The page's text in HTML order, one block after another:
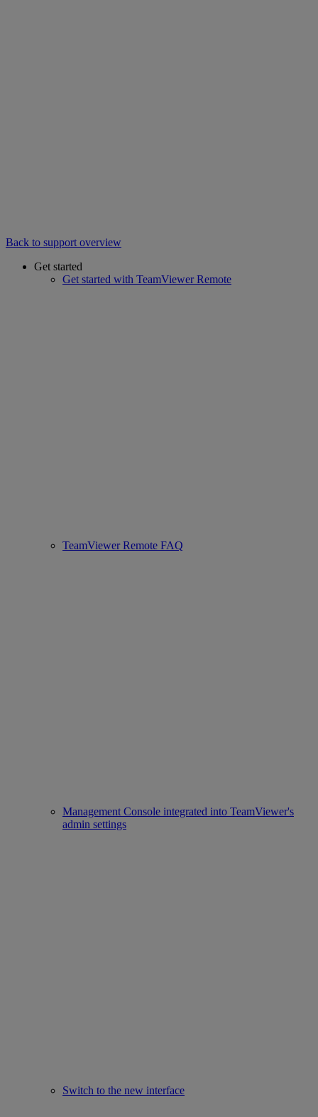
Back to support overview
Get started
Get started with TeamViewer Remote
TeamViewer Remote FAQ
Management Console integrated into TeamViewer's
admin settings
Switch to the new interface